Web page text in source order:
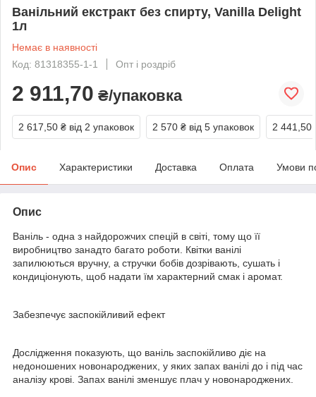
Ванільний екстракт без спирту, Vanilla Delight
1л
Немає в наявності
Код: 81318355-1-1
Опт і роздріб
2 911,70 ₴/упаковка
2 617,50 ₴ від 2 упаковок 2 570 ₴ від 5 упаковок 2 441,50
Опис Характеристики Доставка Оплата Умови
Опис
Ваніль - одна з найдорожчих спецій в світі, тому що її
виробництво занадто багато роботи. Квітки ванілі
запилюються вручну, а стручки бобів дозрівають, сушать і
кондиціонують, щоб надати їм характерний смак і аромат.
Забезпечує заспокійливий ефект
Дослідження показують, що ваніль заспокійливо діє на
недоношених новонароджених, у яких запах ванілі до і під час
аналізу крові. Запах ванілі зменшує плач у новонароджених.